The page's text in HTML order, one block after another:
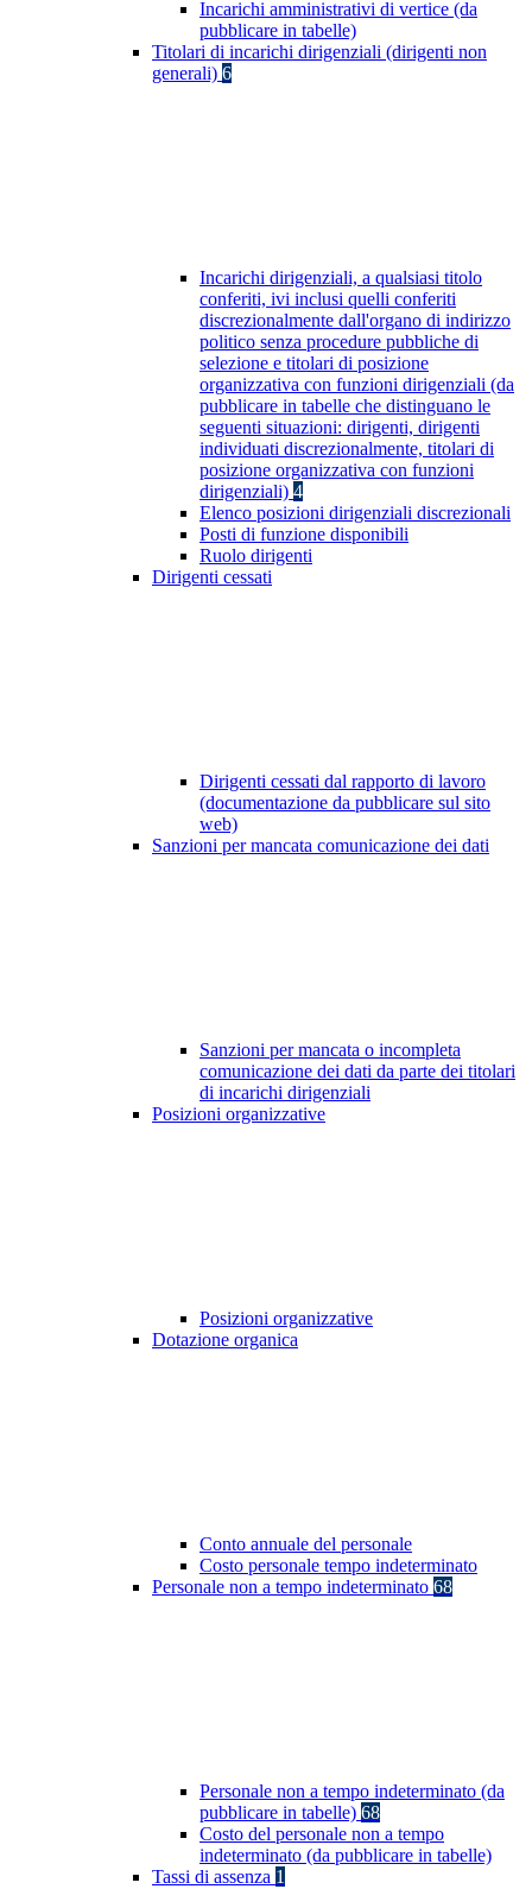
Incarichi amministrativi di vertice (da
pubblicare in tabelle)
Titolari di incarichi dirigenziali (dirigenti non
generali) 6
Incarichi dirigenziali, a qualsiasi titolo
conferiti, ivi inclusi quelli conferiti
discrezionalmente dall'organo di indirizzo
politico senza procedure pubbliche di
selezione e titolari di posizione
organizzativa con funzioni dirigenziali (da
pubblicare in tabelle che distinguano le
seguenti situazioni: dirigenti, dirigenti
individuati discrezionalmente, titolari di
posizione organizzativa con funzioni
dirigenziali) 4
Elenco posizioni dirigenziali discrezionali
Posti di funzione disponibili
Ruolo dirigenti
Dirigenti cessati
Dirigenti cessati dal rapporto di lavoro
(documentazione da pubblicare sul sito
web)
Sanzioni per mancata comunicazione dei dati
Sanzioni per mancata o incompleta
comunicazione dei dati da parte dei titolari
di incarichi dirigenziali
Posizioni organizzative
Posizioni organizzative
Dotazione organica
Conto annuale del personale
Costo personale tempo indeterminato
Personale non a tempo indeterminato 68
Personale non a tempo indeterminato (da
pubblicare in tabelle) 68
Costo del personale non a tempo
indeterminato (da pubblicare in tabelle)
Tassi di assenza 1